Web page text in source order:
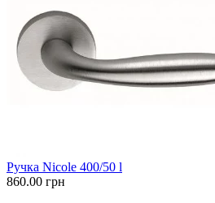
Ручка Nicole 400/50 l
860.00 грн